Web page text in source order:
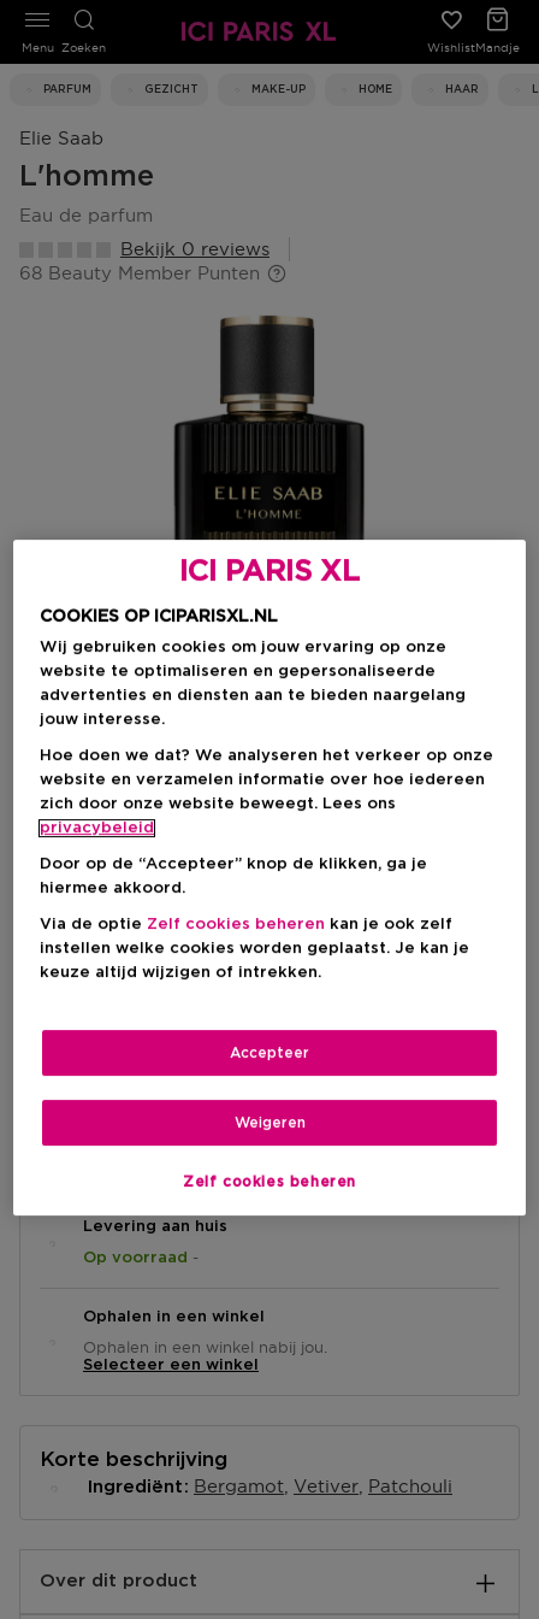
Zoeken WishlistMandje
PARFUM GEZICHT MAKE-UP HOME HAAR
Menu
Elie Saab
L'homme
eau de parfum
Bekijk 0 reviews
68 Beauty Member Punten
Kies je formaat
50 ML Op voorraad
50 ML
Kortingsprijs
€ 68,00
Productprijs
€ 85,00
100 ML
Kortingsprijs
€ 100,00
Productprijs
€ 125,00
Kortingsprijs
€ 68,00
IN WINKELMANDJE
Levering aan huis
Op voorraad -
Ophalen in een winkel
Ophalen in een winkel nabij jou.
Selecteer een winkel
Korte beschrijving
Ingrediënt Bergamot Vetiver Patchouli
Over dit product
ICI PARIS XL
COOKIES OP ICIPARISXL.NL
Wij gebruiken cookies om jouw ervaring op onze
website te optimaliseren en gepersonaliseerde
advertenties en diensten aan te bieden naargelang
jouw interesse.
Hoe doen we dat? We analyseren het verkeer op onze
website en verzamelen informatie over hoe iedereen
zich door onze website beweegt. Lees ons
privacybeleid
Door op de “Accepteer” knop de klikken, ga je
hiermee akkoord.
Via de optie Zelf cookies beheren kan je ook zelf
instellen welke cookies worden geplaatst. Je kan je
keuze altijd wijzigen of intrekken.
Zelf cookies beheren
Weigeren
Accepteer